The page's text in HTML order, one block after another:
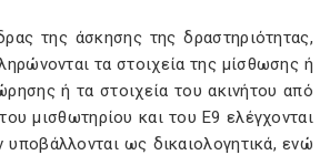
της άσκησης της δραστηριότητας,
τα στοιχεία της μίσθωσης ή
ή τα στοιχεία του ακινήτου από
μισθωτηρίου και του Ε9 ελέγχονται
ως δικαιολογητικά, ενώ